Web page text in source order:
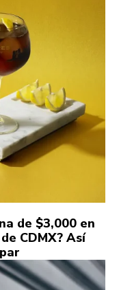
de $3,000 en
CDMX? Así